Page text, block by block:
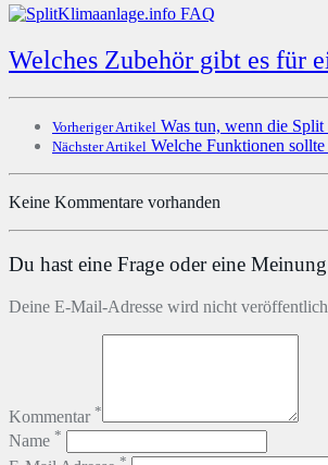
Welches Zubehör gibt es für
Vorheriger Artikel Was tun, wenn die
Nächster Artikel Welche Funktionen
Keine Kommentare vorhanden
Du hast eine Frage oder eine
Deine E-Mail-Adresse wird nicht
Kommentar *
Name *
*